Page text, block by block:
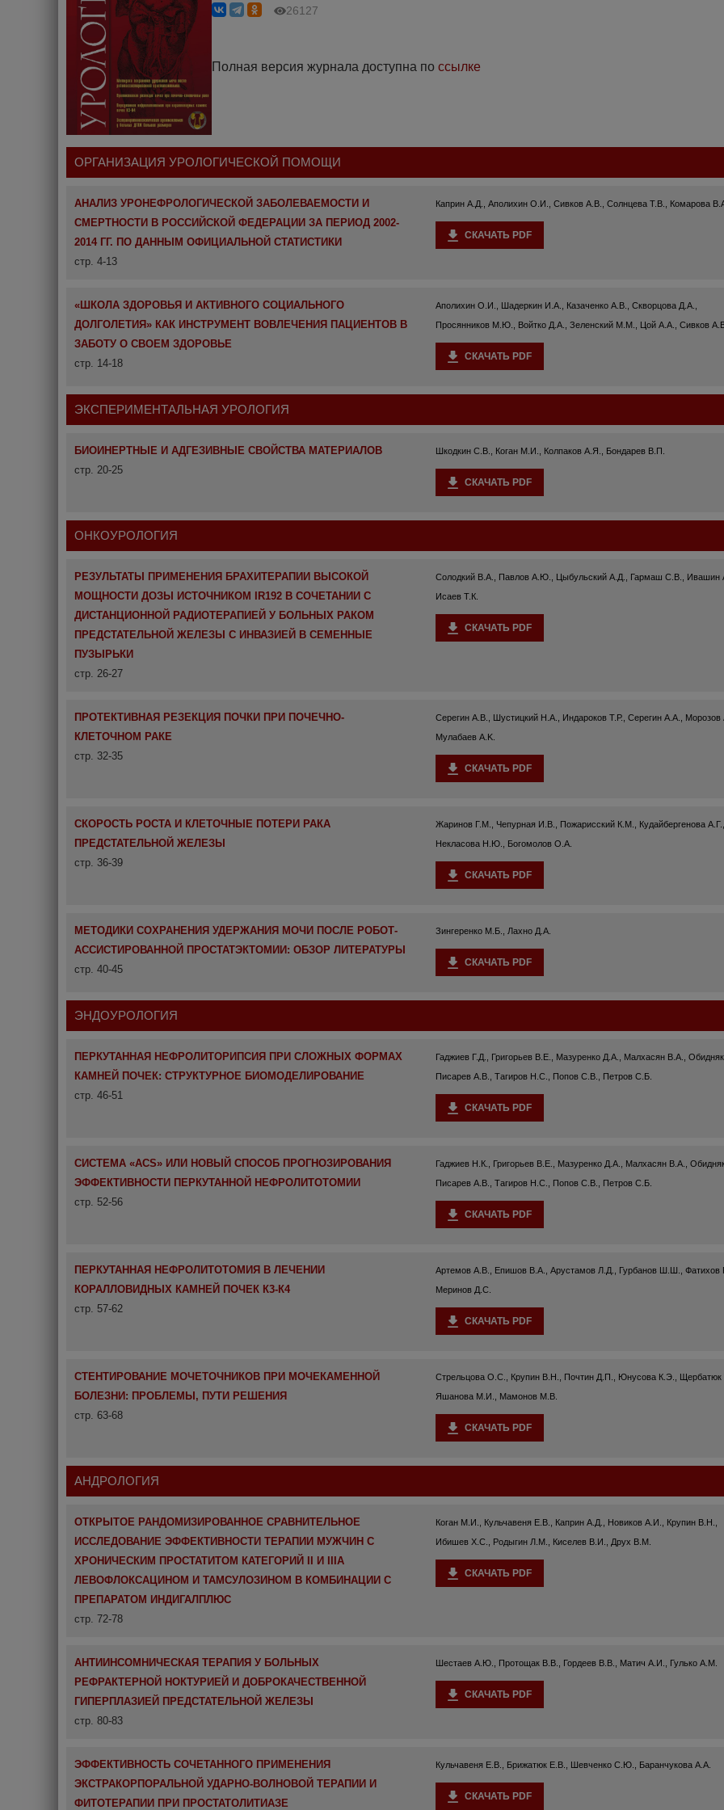
26127
Полная версия журнала доступна по ссылке
ОРГАНИЗАЦИЯ УРОЛОГИЧЕСКОЙ ПОМОЩИ
АНАЛИЗ УРОНЕФРОЛОГИЧЕСКОЙ ЗАБОЛЕВАЕМОСТИ И
СМЕРТНОСТИ В РОССИЙСКОЙ ФЕДЕРАЦИИ ЗА ПЕРИОД 2002-
2014 ГГ. ПО ДАННЫМ ОФИЦИАЛЬНОЙ СТАТИСТИКИ
стр. 4-13
Каприн А.Д., Аполихин О.И., Сивков А.В., Солнцева Т.В., Комарова
СКАЧАТЬ PDF
«ШКОЛА ЗДОРОВЬЯ И АКТИВНОГО СОЦИАЛЬНОГО
ДОЛГОЛЕТИЯ» КАК ИНСТРУМЕНТ ВОВЛЕЧЕНИЯ ПАЦИЕНТОВ В
ЗАБОТУ О СВОЕМ ЗДОРОВЬЕ
стр. 14-18
Аполихин О.И., Шадеркин И.А., Казаченко А.В., Скворцова Д.А.,
Просянников М.Ю., Войтко Д.А., Зеленский М.М., Цой А.А., Сивков
СКАЧАТЬ PDF
ЭКСПЕРИМЕНТАЛЬНАЯ УРОЛОГИЯ
БИОИНЕРТНЫЕ И АДГЕЗИВНЫЕ СВОЙСТВА МАТЕРИАЛОВ
стр. 20-25
Шкодкин С.В., Коган М.И., Колпаков А.Я., Бондарев В.П.
СКАЧАТЬ PDF
ОНКОУРОЛОГИЯ
РЕЗУЛЬТАТЫ ПРИМЕНЕНИЯ БРАХИТЕРАПИИ ВЫСОКОЙ
МОЩНОСТИ ДОЗЫ ИСТОЧНИКОМ IR192 В СОЧЕТАНИИ С
ДИСТАНЦИОННОЙ РАДИОТЕРАПИЕЙ У БОЛЬНЫХ РАКОМ
ПРЕДСТАТЕЛЬНОЙ ЖЕЛЕЗЫ С ИНВАЗИЕЙ В СЕМЕННЫЕ
ПУЗЫРЬКИ
стр. 26-27
Солодкий В.А., Павлов А.Ю., Цыбульский А.Д., Гармаш С.В., Ивашин
Исаев Т.К.
СКАЧАТЬ PDF
ПРОТЕКТИВНАЯ РЕЗЕКЦИЯ ПОЧКИ ПРИ ПОЧЕЧНО-
КЛЕТОЧНОМ РАКЕ
стр. 32-35
Серегин А.В., Шустицкий Н.А., Индароков Т.Р., Серегин А.А., Морозов
Мулабаев А.K.
СКАЧАТЬ PDF
СКОРОСТЬ РОСТА И КЛЕТОЧНЫЕ ПОТЕРИ РАКА
ПРЕДСТАТЕЛЬНОЙ ЖЕЛЕЗЫ
стр. 36-39
Жаринов Г.М., Чепурная И.В., Пожарисский К.М., Кудайбергенова А.Г.,
Некласова Н.Ю., Богомолов О.А.
СКАЧАТЬ PDF
МЕТОДИКИ СОХРАНЕНИЯ УДЕРЖАНИЯ МОЧИ ПОСЛЕ РОБОТ-
АССИСТИРОВАННОЙ ПРОСТАТЭКТОМИИ: ОБЗОР ЛИТЕРАТУРЫ
стр. 40-45
Зингеренко М.Б., Лахно Д.А.
СКАЧАТЬ PDF
ЭНДОУРОЛОГИЯ
ПЕРКУТАННАЯ НЕФРОЛИТОРИПСИЯ ПРИ СЛОЖНЫХ ФОРМАХ
КАМНЕЙ ПОЧЕК: СТРУКТУРНОЕ БИОМОДЕЛИРОВАНИЕ
стр. 46-51
Гаджиев Г.Д., Григорьев В.Е., Мазуренко Д.А., Малхасян В.А., Обидняк
Писарев А.В., Тагиров Н.С., Попов С.В., Петров С.Б.
СКАЧАТЬ PDF
СИСТЕМА «ACS» ИЛИ НОВЫЙ СПОСОБ ПРОГНОЗИРОВАНИЯ
ЭФФЕКТИВНОСТИ ПЕРКУТАННОЙ НЕФРОЛИТОТОМИИ
стр. 52-56
Гаджиев Н.К., Григорьев В.Е., Мазуренко Д.А., Малхасян В.А.,
Писарев А.В., Тагиров Н.С., Попов С.В., Петров С.Б.
СКАЧАТЬ PDF
ПЕРКУТАННАЯ НЕФРОЛИТОТОМИЯ В ЛЕЧЕНИИ
КОРАЛЛОВИДНЫХ КАМНЕЙ ПОЧЕК К3-К4
стр. 57-62
Артемов А.В., Епишов В.А., Арустамов Л.Д., Гурбанов Ш.Ш., Фатихов
Меринов Д.С.
СКАЧАТЬ PDF
СТЕНТИРОВАНИЕ МОЧЕТОЧНИКОВ ПРИ МОЧЕКАМЕННОЙ
БОЛЕЗНИ: ПРОБЛЕМЫ, ПУТИ РЕШЕНИЯ
стр. 63-68
Стрельцова О.С., Крупин В.Н., Почтин Д.П., Юнусова К.Э., Щербатюк
Яшанова М.И., Мамонов М.В.
СКАЧАТЬ PDF
АНДРОЛОГИЯ
ОТКРЫТОЕ РАНДОМИЗИРОВАННОЕ СРАВНИТЕЛЬНОЕ
ИССЛЕДОВАНИЕ ЭФФЕКТИВНОСТИ ТЕРАПИИ МУЖЧИН С
ХРОНИЧЕСКИМ ПРОСТАТИТОМ КАТЕГОРИЙ II И IIIA
ЛЕВОФЛОКСАЦИНОМ И ТАМСУЛОЗИНОМ В КОМБИНАЦИИ С
ПРЕПАРАТОМ ИНДИГАЛПЛЮС
стр. 72-78
Коган М.И., Кульчавеня Е.В., Каприн А.Д., Новиков А.И., Крупин В.Н.,
Ибишев Х.С., Родыгин Л.М., Киселев В.И., Друх В.М.
СКАЧАТЬ PDF
АНТИИНСОМНИЧЕСКАЯ ТЕРАПИЯ У БОЛЬНЫХ
РЕФРАКТЕРНОЙ НОКТУРИЕЙ И ДОБРОКАЧЕСТВЕННОЙ
ГИПЕРПЛАЗИЕЙ ПРЕДСТАТЕЛЬНОЙ ЖЕЛЕЗЫ
стр. 80-83
Шестаев А.Ю., Протощак В.В., Гордеев В.В., Матич А.И., Гулько А.М.
СКАЧАТЬ PDF
ЭФФЕКТИВНОСТЬ СОЧЕТАННОГО ПРИМЕНЕНИЯ
ЭКСТРАКОРПОРАЛЬНОЙ УДАРНО-ВОЛНОВОЙ ТЕРАПИИ И
ФИТОТЕРАПИИ ПРИ ПРОСТАТОЛИТИАЗЕ
Кульчавеня Е.В., Брижатюк Е.В., Шевченко С.Ю., Баранчукова А.А.
СКАЧАТЬ PDF